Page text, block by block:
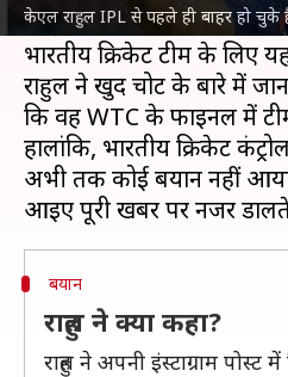
केएल राहुल IPL से पहले ही बाहर हो चुके
फाइनल भी नहीं खेलेंगे।
भारतीय क्रिकेट टीम के लिए
राहुल ने खुद चोट के बारे में
कि वह WTC के फाइनल में टीम
हालांकि, भारतीय क्रिकेट
अभी तक कोई बयान नहीं
बयान
राहुल ने क्या कहा?
राहुल ने अपनी इंस्टाग्राम